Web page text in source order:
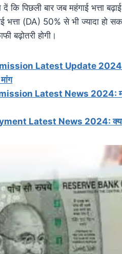
कि पिछली बार जब महंगाई भत्ता
भत्ता (DA) 50% से भी ज्यादा हो
बढ़ोतरी होगी।
Latest Update 2024:
Latest News 2024: मोदी
Latest News 2024: क्या